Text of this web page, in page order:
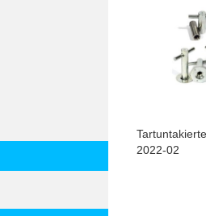
2022-02